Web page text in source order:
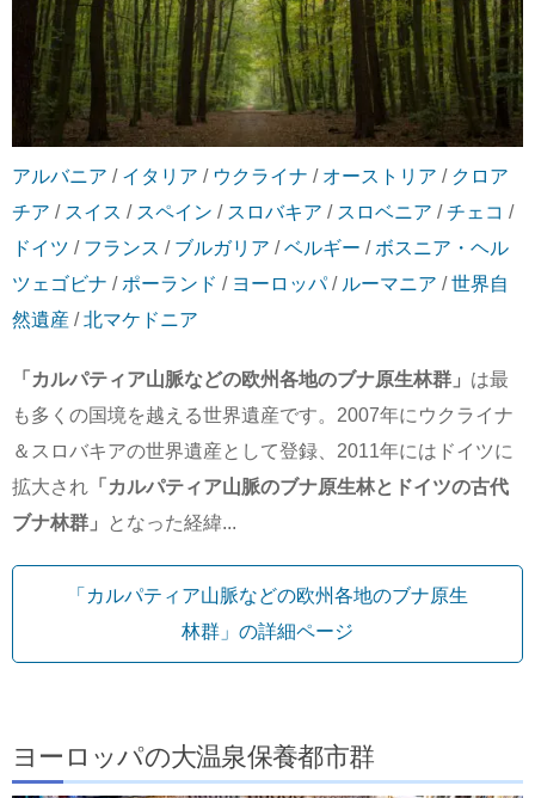
アルバニア / イタリア / ウクライナ / オーストリア / クロア
チア / スイス / スペイン / スロバキア / スロベニア /チェコ /
ドイツ / フランス / ブルガリア /ベルギー / ボスニア・ヘル
ツェゴビナ / ポーランド / ヨーロッパ/ ルーマニア /世界自
然遺産 /北マケドニア
「カルパティア山脈などの欧州各地のブナ原生林群」 は最
も多くの国境を越える世界遺産です。2007年にウクライナ
＆スロバキアの世界遺産として登録、2011年にはドイツに
拡大され 「カルパティア山脈のブナ原生林とドイツの古代
ブナ林群」
となった経緯...
「カルパティア山脈などの欧州各地のブナ原生
林群」の詳細ページ
ヨーロッパの大温泉保養都市群